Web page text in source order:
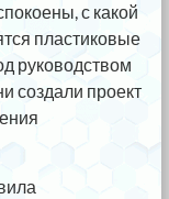
с какой
пластиковые
руководством
создали проект